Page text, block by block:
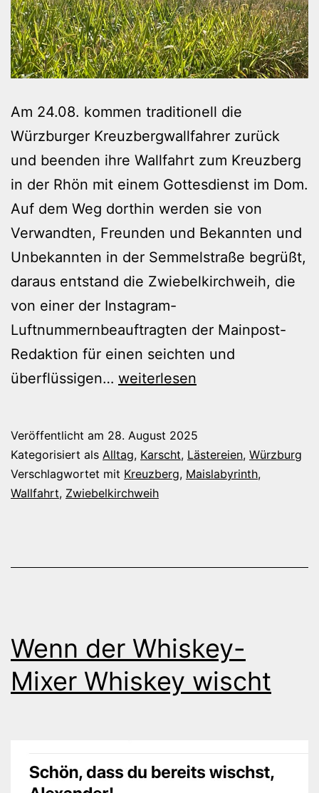
Am 24.08. kommen traditionell die
Würzburger Kreuzbergwallfahrer zurück
und beenden ihre Wallfahrt zum Kreuzberg
in der Rhön mit einem Gottesdienst im Dom.
Auf dem Weg dorthin werden sie von
Verwandten, Freunden und Bekannten und
Unbekannten in der Semmelstraße begrüßt,
daraus entstand die Zwiebelkirchweih, die
von einer der Instagram-
Luftnummernbeauftragten der Mainpost-
Redaktion für einen seichten und
überflüssigen… Maislabyrinth
weiterlesen
Veröffentlicht am 28. August 2025
Kategorisiert als Alltag, Karscht, Lästereien, Würzburg
Verschlagwortet mit Kreuzberg, Maislabyrinth,
Wallfahrt, Zwiebelkirchweih
Wenn der Whiskey-
Mixer Whiskey wischt